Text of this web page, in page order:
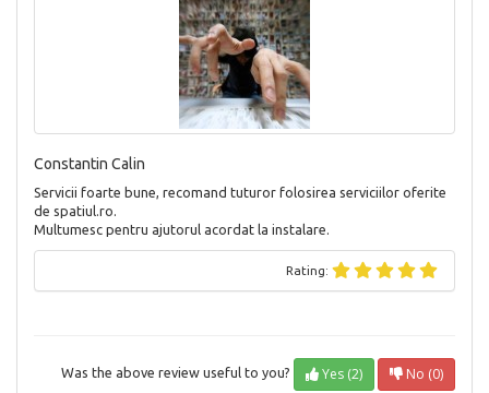
Constantin Calin
Servicii foarte bune, recomand tuturor folosirea serviciilor oferite
de spatiul.ro.
Multumesc pentru ajutorul acordat la instalare.
Rating:
Was the above review useful to you? Yes (2) No (0)